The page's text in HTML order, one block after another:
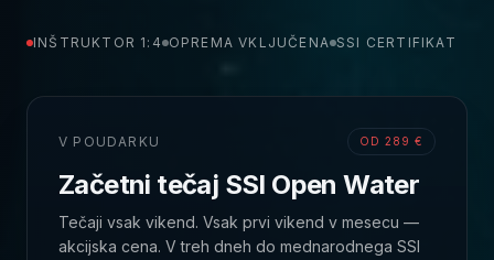
INŠTRUKTOR 1:4 OPREMA VKLJUČENA SSI CERTIFIKAT
V POUDARKU OD 289 €
Začetni tečaj SSI Open Water
Tečaji vsak vikend. Vsak prvi vikend v mesecu —
akcijska cena. V treh dneh do mednarodnega SSI